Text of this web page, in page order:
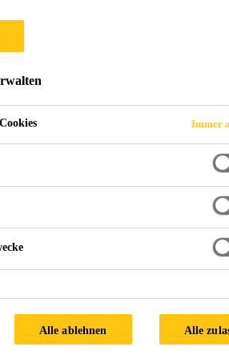
INTERPANE Glasgesellschaft
Immer
Alle ablehnen Alle